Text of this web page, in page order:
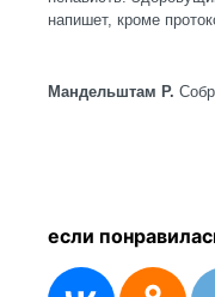
напишет, кроме
Мандельштам Р.
если